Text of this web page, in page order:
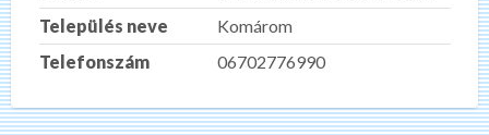
Település neve
Komárom
Telefonszám
06702776990